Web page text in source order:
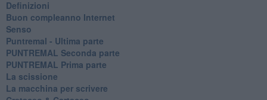
Definizioni
​Buon compleanno Internet
Senso
Puntremal - Ultima parte
PUNTREMAL Seconda parte
​PUNTREMAL Prima parte
La scissione
La macchina per scrivere